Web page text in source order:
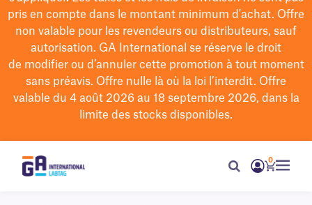
pris en compte dans le montant minimum d'achat. Offre
non valable pour les revendeurs ou distributeurs, sauf
autorisation. GA International se réserve le droit
de modifierou d’annuler cette promotion à tout moment
sans préavis. Offre nulle là où la loi l’interdit. Offre
valable du 4 août 2026 au 18 septembre 2026, dans la
limite des stocks disponibles.
0